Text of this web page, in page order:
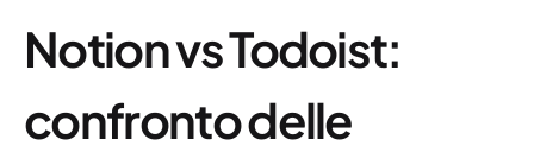
Notion vs Todoist:
confronto delle